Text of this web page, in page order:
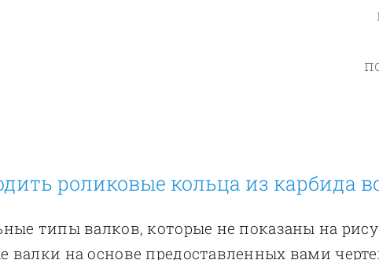
роликовые кольца из карбида
типы валков, которые не показаны на
валки на основе предоставленных вами